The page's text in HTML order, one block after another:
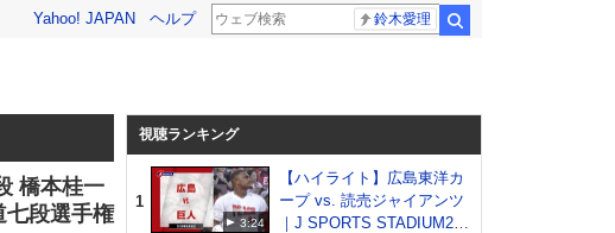
Yahoo! JAPAN ヘルプ 鈴木愛理
橋本桂一
段選手権
視聴ランキング
1
3:24
【ハイライト】広島東洋カ
ープ vs. 読売ジャイアンツ
｜J SPORTS STADIUM20